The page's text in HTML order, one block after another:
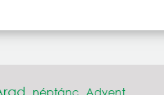
néptánc Advent